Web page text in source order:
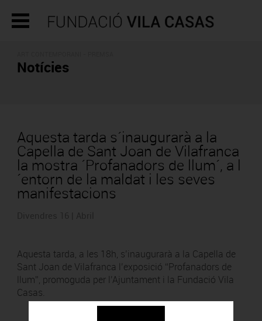
Notícies
Aquesta tarda s´inaugurarà a la
Capella de Sant Joan de Vilafranca
la mostra ´Profanadors de llum´, a l
´entorn de la maldat i les seves
manifestacions
Aquesta tarda, a les 18h, s’inaugurarà a la Capella de
Sant Joan de Vilafranca l’exposició “Profanadors de
llum”, promoguda per l’Ajuntament i la Fundació Vila
Casas.